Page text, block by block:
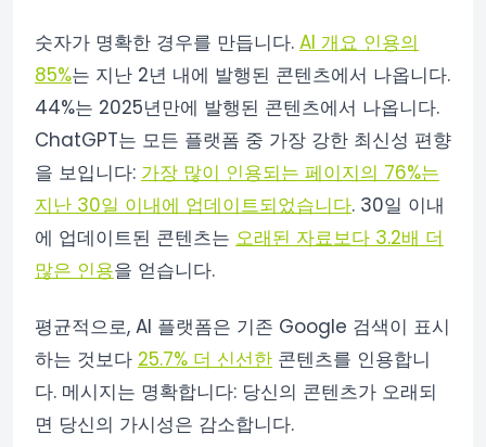
숫자가 명확한 경우를 만듭니다. AI 개요 인용의
85%는 지난 2년 내에 발행된 콘텐츠에서 나옵니다.
44%는 2025년만에 발행된 콘텐츠에서 나옵니다.
ChatGPT는 모든 플랫폼 중 가장 강한 최신성 편향
을 보입니다: 가장 많이 인용되는 페이지의 76%는
지난 30일 이내에 업데이트되었습니다. 30일 이내
에 업데이트된 콘텐츠는 오래된 자료보다 3.2배 더
많은 인용을 얻습니다.
평균적으로, AI 플랫폼은 기존 Google 검색이 표시
하는 것보다 25.7% 더 신선한 콘텐츠를 인용합니
다. 메시지는 명확합니다: 당신의 콘텐츠가 오래되
면 당신의 가시성은 감소합니다.